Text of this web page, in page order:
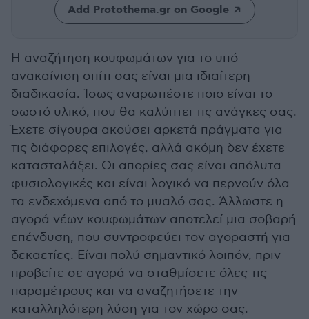
Add Protothema.gr on Google
Η αναζήτηση κουφωμάτων για το υπό
ανακαίνιση σπίτι σας είναι μια ιδιαίτερη
διαδικασία. Ίσως αναρωτιέστε ποιο είναι το
σωστό υλικό, που θα καλύπτει τις ανάγκες σας.
Έχετε σίγουρα ακούσει αρκετά πράγματα για
τις διάφορες επιλογές, αλλά ακόμη δεν έχετε
κατασταλάξει. Οι απορίες σας είναι απόλυτα
φυσιολογικές και είναι λογικό να περνούν όλα
τα ενδεχόμενα από το μυαλό σας. Άλλωστε η
αγορά νέων κουφωμάτων αποτελεί μια σοβαρή
επένδυση, που συντροφεύει τον αγοραστή για
δεκαετίες. Είναι πολύ σημαντικό λοιπόν, πριν
προβείτε σε αγορά να σταθμίσετε όλες τις
παραμέτρους και να αναζητήσετε την
καταλληλότερη λύση για τον χώρο σας.